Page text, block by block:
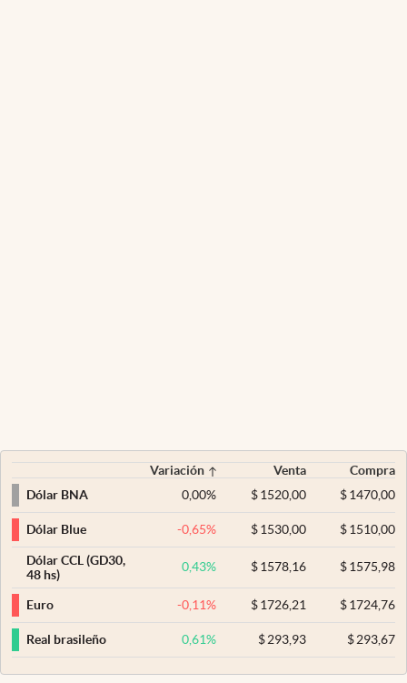
Variación Venta
Compra
Dólar BNA
0,00% $ 1520,00 $1470,00
Dólar Blue -0,65% $ 1530,00 $1510,00
Dólar CCL (GD30,
48 hs)
0,43% $ 1578,16 $1575,98
Euro -0,11% $ 1726,21 $1724,76
Real brasileño 0,61% $ 293,93 $293,67